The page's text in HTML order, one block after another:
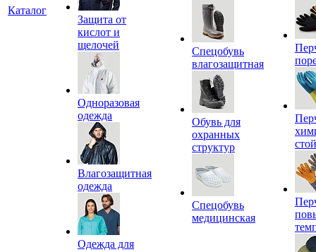
Каталог
Защита от
кислот и
щелочей
Одноразовая
одежда
Влагозащитная
одежда
Одежда для
Спецобувь
влагозащитная
Обувь для
охранных
структур
Спецобувь
медицинская